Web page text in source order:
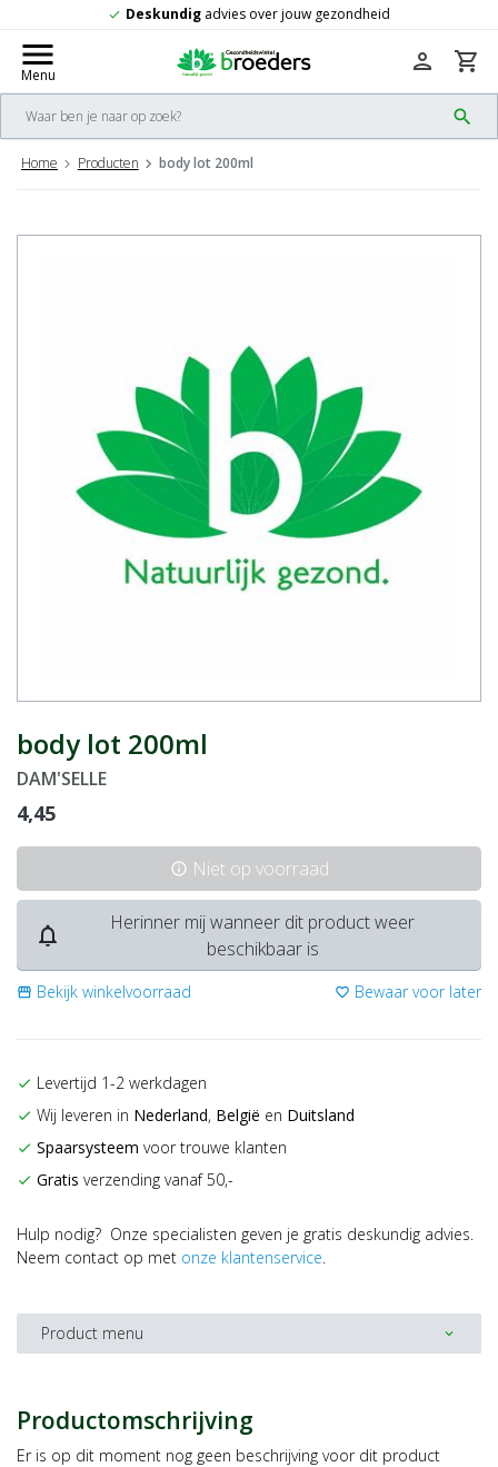
Deskundigadvies over jouw gezondheid
menu
Menu
search
person shopping_cart
Home Producten body lot 200ml
body lot 200ml
DAM'SELLE
4,45
info Niet op voorraad
notifications_none
Herinner mij wanneer dit product weer
beschikbaar is
storefront Bekijk winkelvoorraad favorite_border Bewaar voor later
check Levertijd 1-2 werkdagen
check Wij leveren in Nederland, België en Duitsland
check Spaarsysteem voor trouwe klanten
check Gratis verzending vanaf 50,-
Hulp nodig? Onze specialisten geven je gratis deskundig advies.
Neem contact op met onze klantenservice.
Product menu expand_more
Productomschrijving
Er is op dit moment nog geen beschrijving voor dit product